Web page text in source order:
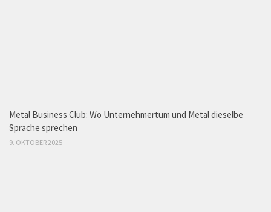
Metal Business Club: Wo Unternehmertum und Metal dieselbe
Sprache sprechen
9. OKTOBER 2025